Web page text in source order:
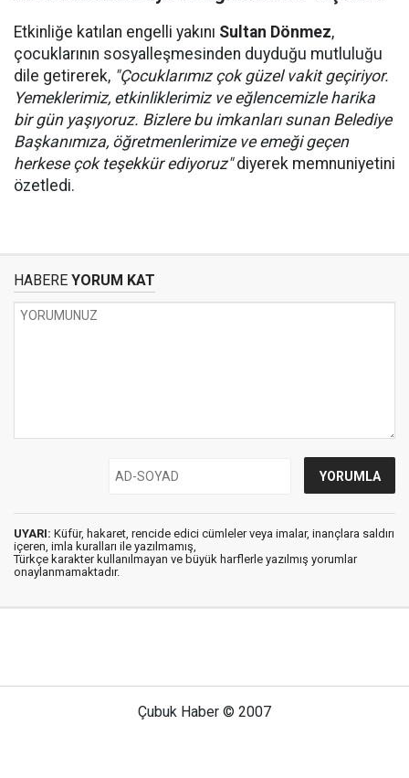
Etkinliğe katılan engelli yakını Sultan Dönmez,
çocuklarının sosyalleşmesinden duyduğu mutluluğu
dile getirerek, "Çocuklarımız çok güzel vakit geçiriyor.
Yemeklerimiz, etkinliklerimiz ve eğlencemizle harika
bir gün yaşıyoruz. Bizlere bu imkanları sunan Belediye
Başkanımıza, öğretmenlerimize ve emeği geçen
herkese çok teşekkür ediyoruz"diyerek memnuniyetini
özetledi.
HABERE YORUM KAT
UYARI: Küfür, hakaret, rencide edici cümleler veya imalar, inançlara saldırı
içeren, imla kuralları ile yazılmamış,
Türkçe karakter kullanılmayan ve büyük harflerle yazılmış yorumlar
onaylanmamaktadır.
Çubuk Haber © 2007